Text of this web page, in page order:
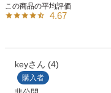
4.67
key 4
購入者